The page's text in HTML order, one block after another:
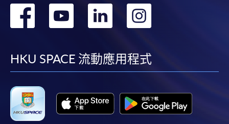
轉
facebook
轉
youtube
轉
linkedin
轉
HKU SPACE 流動應用程式